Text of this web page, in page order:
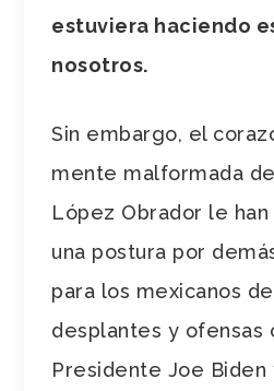
estuviera haciendo
nosotros.
Sin embargo, el
mente malformada
López Obrador le
una postura por
para los mexicanos
desplantes y ofensas
Presidente Joe Biden